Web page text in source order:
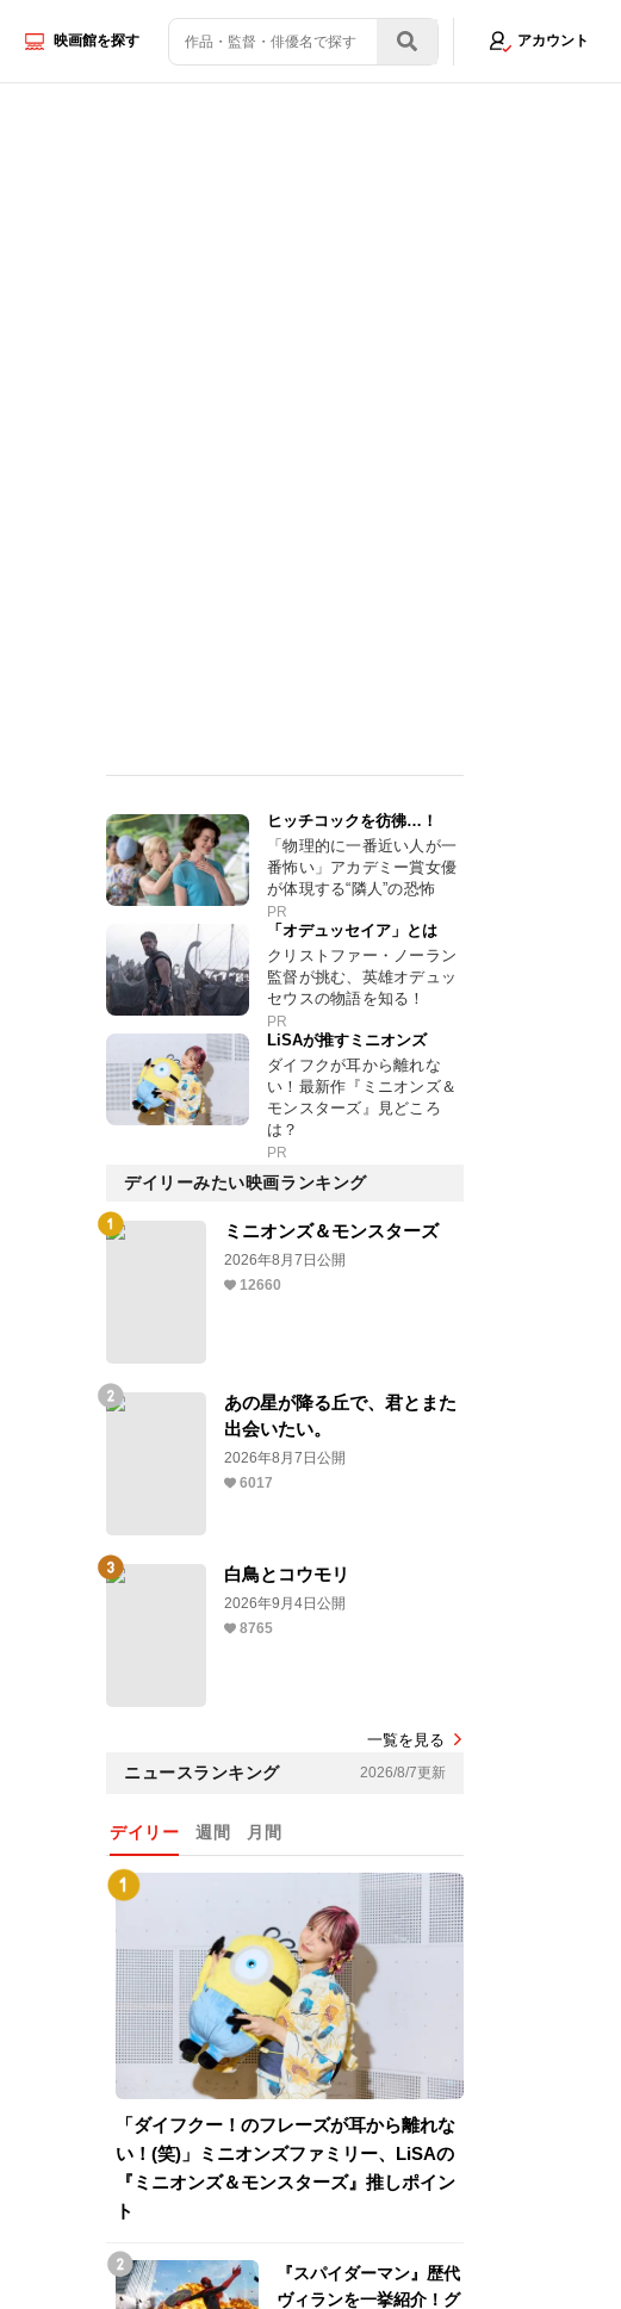
映画館を探す アカウント
ヒッチコックを彷彿…！
「物理的に一番近い人が一
番怖い」アカデミー賞女優
が体現する“隣人”の恐怖
PR
「オデュッセイア」とは
クリストファー・ノーラン
監督が挑む、英雄オデュッ
セウスの物語を知る！
PR
LiSAが推すミニオンズ
ダイフクが耳から離れな
い！最新作『ミニオンズ＆
モンスターズ』見どころ
は？
PR
デイリーみたい映画ランキング
ミニオンズ＆モンスターズ
2026年8月7日公開
12660
あの星が降る丘で、君とまた
出会いたい。
2026年8月7日公開
6017
白鳥とコウモリ
2026年9月4日公開
8765
一覧を見る
ニュースランキング 2026/8/7更新
デイリー 週間 月間
「ダイフクー！のフレーズが耳から離れな
い！(笑)」ミニオンズファミリー、LiSAの
『ミニオンズ＆モンスターズ』推しポイン
ト
『スパイダーマン』歴代
ヴィランを一挙紹介！グ